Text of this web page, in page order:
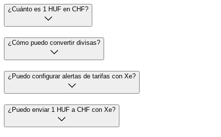
¿Cuánto es 1 HUF en CHF?
¿Cómo puedo convertir divisas?
¿Puedo configurar alertas de tarifas con Xe?
¿Puedo enviar 1 HUF a CHF con Xe?